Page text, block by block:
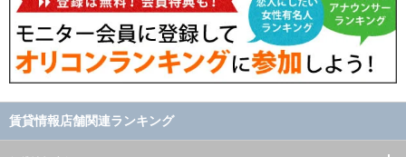
賃貸情報店舗関連ランキング